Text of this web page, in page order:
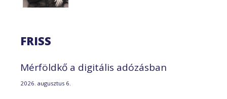
FRISS
Mérföldkő a digitális adózásban
2026. augusztus 6.